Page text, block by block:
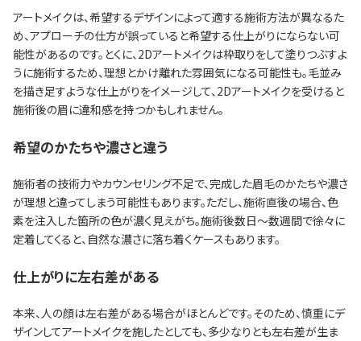
アートメイクは、希望するデザインによって適する施術方法が異なるた
め、アプローチの仕方が誤っていると希望する仕上がりにならない可
能性があるのです。とくに、2Dアートメイクは枠取りをして塗りつぶすよ
うに施術するため、理想とかけ離れた雰囲気になる可能性も。毛並み
を描き足すような仕上がりをイメージして、2Dアートメイクを受けると
施術後の眉に違和感を持つかもしれません。
希望のかたちや濃さと違う
施術者の技術力やカウンセリング不足で、完成した眉毛のかたちや濃さ
が理想と違ってしまう可能性もあります。ただし、施術直後の場合、色
素を注入した箇所の色が濃く見えがち。施術後数日～数週間で徐々に
定着してくると、自然な濃さに落ち着くケースもあります。
仕上がりに左右差がある
本来、人の顔は左右差がある場合がほとんどです。そのため、慎重にデ
ザインしてアートメイクを施したとしても、多少なりとも左右差が生ま